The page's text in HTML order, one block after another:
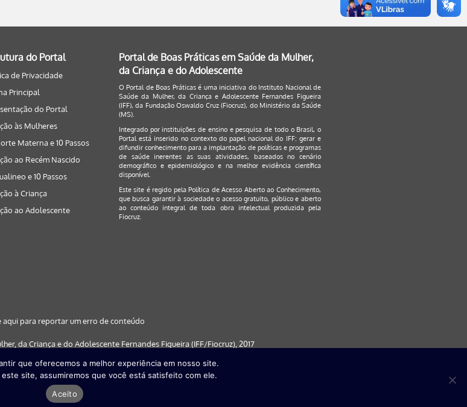
do Portal
de Privacidade
Principal
do Portal
às Mulheres
Materna e 10 Passos
ao Recém Nascido
e 10 Passos
à Criança
ao Adolescente
Portal de Boas Práticas em Saúde da Mulher,
da Criança e do Adolescente
O Portal de Boas Práticas é uma iniciativa do Instituto Nacional de
Saúde da Mulher, da Criança e Adolescente Fernandes Figueira
(IFF), da Fundação Oswaldo Cruz (Fiocruz), do Ministério da Saúde
(MS).
Integrado por instituições de ensino e pesquisa de todo o Brasil, o
Portal está inserido no contexto do papel nacional do IFF: gerar e
difundir conhecimento para a implantação de políticas e programas
de saúde inerentes as suas atividades, baseados no cenário
demográfico e epidemiológico e na melhor evidência científica
disponível.
Este site é regido pelaPolítica de Acesso Aberto ao Conhecimento,
que busca garantir à sociedade o acesso gratuito, público e aberto
ao conteúdo integral de toda obra intelectual produzida pela
Fiocruz.
aqui para reportar um erro de conteúdo
da Criança e do Adolescente Fernandes Figueira (IFF/Fiocruz), 2017
Chrome (a partir da versão 30) | Internet Explorer (a partir da versão 9) | FireFox ( a
partir da versão 29)
Desenvolvido porQuattri Design
que oferecemos a melhor experiência em nosso site.
site, assumiremos que você está satisfeito com ele.
Aceito